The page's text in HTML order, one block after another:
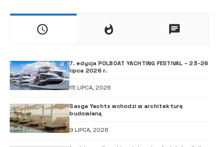
7. edycja POLBOAT YACHTING FESTIVAL – 23-26
lipca 2026 r.
15 LIPCA, 2026
Sasga Yachts wchodzi w architekturę
budowlaną
9 LIPCA, 2026